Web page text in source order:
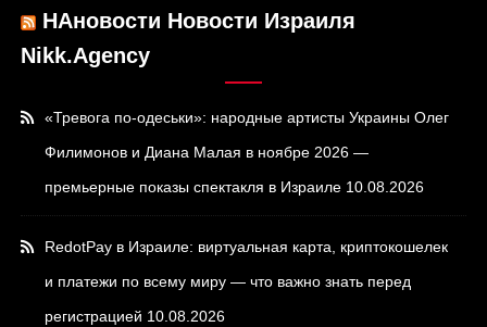
НАновости Новости Израиля
Nikk.Agency
«Тревога по-одеськи»: народные артисты Украины Олег
Филимонов и Диана Малая в ноябре 2026 —
премьерные показы спектакля в Израиле 10.08.2026
RedotPay в Израиле: виртуальная карта, криптокошелек
и платежи по всему миру — что важно знать перед
регистрацией 10.08.2026